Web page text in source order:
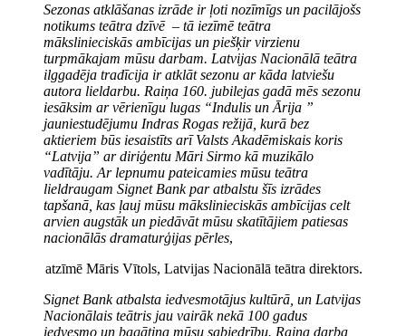
Sezonas atklāšanas izrāde ir ļoti nozīmīgs un pacilājošs
notikums teātra dzīvē – tā iezīmē teātra
mākslinieciskās ambīcijas un piešķir virzienu
turpmākajam mūsu darbam. Latvijas Nacionālā teātra
ilggadēja tradīcija ir atklāt sezonu ar kāda latviešu
autora lieldarbu. Raiņa 160. jubilejas gadā mēs sezonu
iesāksim ar vērienīgu lugas “Indulis un Ārija ”
jauniestudējumu Indras Rogas režijā, kurā bez
aktieriem būs iesaistīts arī Valsts Akadēmiskais koris
“Latvija” ar diriģentu Māri Sirmo kā muzikālo
vadītāju. Ar lepnumu pateicamies mūsu teātra
lieldraugam Signet Bank par atbalstu šīs izrādes
tapšanā, kas ļauj mūsu mākslinieciskās ambīcijas celt
arvien augstāk un piedāvāt mūsu skatītājiem patiesas
nacionālās dramaturģijas pērles,
atzīmē Māris Vītols, Latvijas Nacionālā teātra direktors.
Signet Bank atbalsta iedvesmotājus kultūrā, un Latvijas
Nacionālais teātris jau vairāk nekā 100 gadus
iedvesmo un bagātina mūsu sabiedrību. Raiņa darba